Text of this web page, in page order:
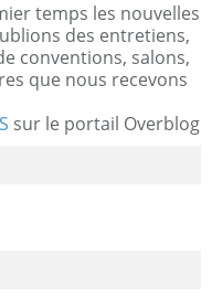
temps les nouvelles
des entretiens,
conventions, salons,
que nous recevons
sur le portail Overblog